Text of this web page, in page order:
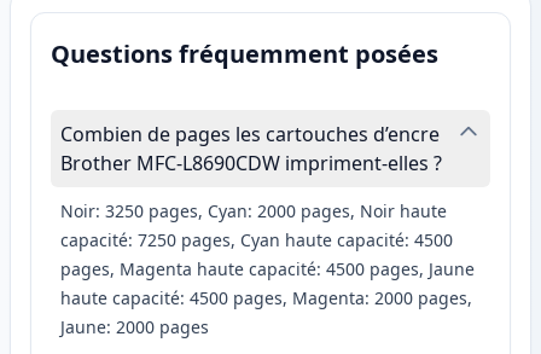
Questions fréquemment posées
Combien de pages les cartouches d’encre
Brother MFC-L8690CDW impriment-elles ?
Noir: 3250 pages, Cyan: 2000 pages, Noir haute
capacité: 7250 pages, Cyan haute capacité: 4500
pages, Magenta haute capacité: 4500 pages, Jaune
haute capacité: 4500 pages, Magenta: 2000 pages,
Jaune: 2000 pages